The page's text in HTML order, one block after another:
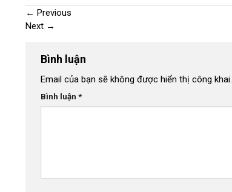
← Previous
Next →
Bình luận
Email của bạn sẽ không được hiển thị công khai.
Bình luận *